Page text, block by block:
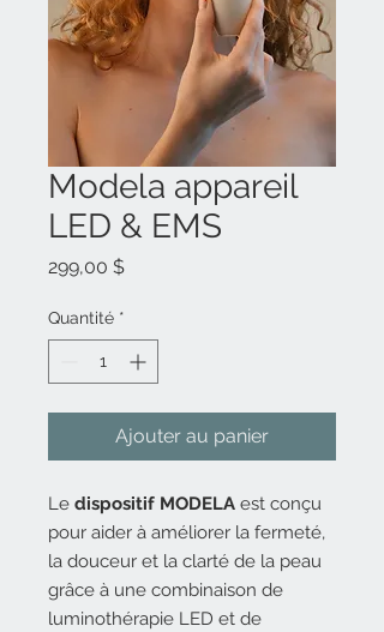
Modela appareil
LED & EMS
299,00 $Prix
Quantité *
Ajouter au panier
Le dispositif MODELA est conçu
pour aider à améliorer la fermeté,
la douceur et la clarté de la peau
grâce à une combinaison de
luminothérapie LED et de